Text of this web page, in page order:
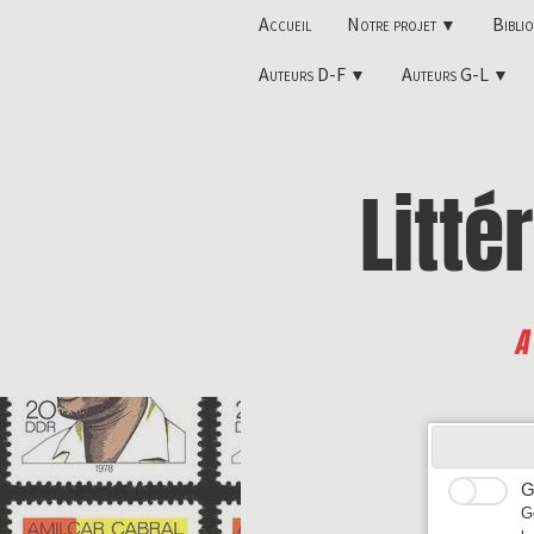
Accueil Notre projet ▼
Auteurs D-F ▼ Auteurs G-L ▼